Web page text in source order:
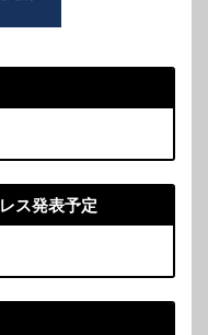
ス発表予定